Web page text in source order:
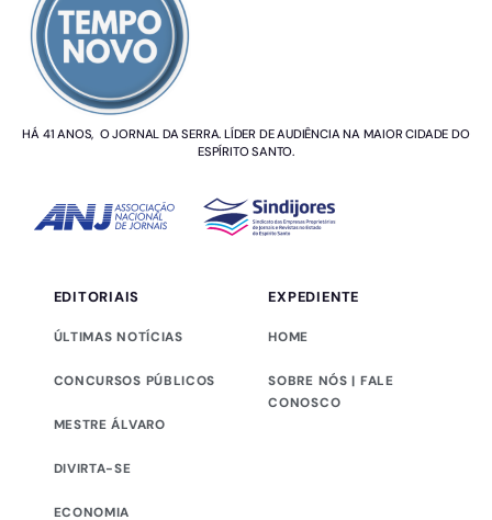
HÁ 41 ANOS, O JORNAL DA SERRA. LÍDER DE AUDIÊNCIA NA MAIOR CIDADE DO
ESPÍRITO SANTO.
EDITORIAIS
ÚLTIMAS NOTÍCIAS
CONCURSOS PÚBLICOS
MESTRE ÁLVARO
DIVIRTA-SE
ECONOMIA
EXPEDIENTE
HOME
SOBRE NÓS | FALE
CONOSCO